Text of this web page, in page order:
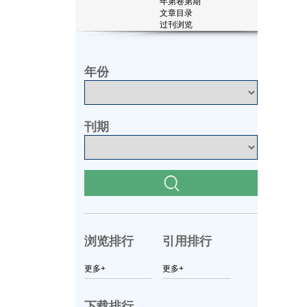
文章目录
过刊浏览
年份
刊期
浏览排行
更多+
引用排行
更多+